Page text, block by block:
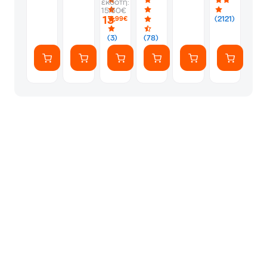
A++/A+++
(3)
εκδότη:
15.50€
13,99€
-
Silver
(78)
Silver
(2121)